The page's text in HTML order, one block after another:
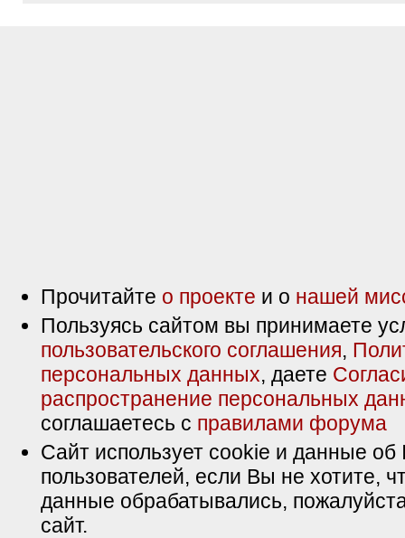
Прочитайте о проекте и о нашей
Пользуясь сайтом вы принимаете
пользовательского соглашения,
персональных данных, даете
распространение персональных
соглашаетесь с правилами форума
Сайт использует cookie и данные об
пользователей, если Вы не хотите,
данные обрабатывались,
сайт.